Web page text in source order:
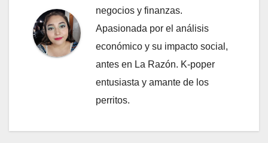
negocios y finanzas.
Apasionada por el análisis
económico y su impacto social,
antes en La Razón. K-poper
entusiasta y amante de los
perritos.